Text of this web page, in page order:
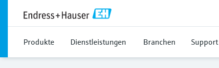
Produkte Dienstleistungen Branchen Support